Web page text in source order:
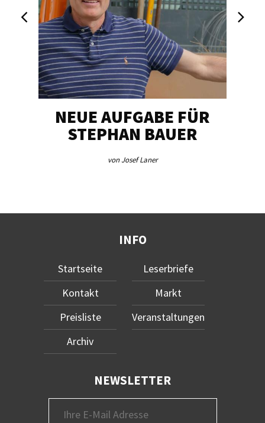
NEUE AUFGABE FÜR
STEPHAN BAUER
von Josef Laner
INFO
Startseite
Kontakt
Preisliste
Archiv
Leserbriefe
Markt
Veranstaltungen
NEWSLETTER